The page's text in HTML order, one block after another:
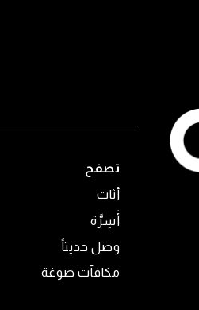
تصفح
أثاث
أَسِرَّة
وصل حديثاً
مكافآت صوغة